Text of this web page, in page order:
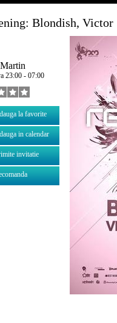
Blondish, Victor
23:00 - 07:00
la favorite
in calendar
invitatie